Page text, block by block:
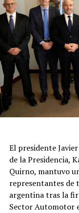
El presidente
de la Presidencia,
Quirno, mantuvo
representantes de
argentina tras la
Sector Automotor